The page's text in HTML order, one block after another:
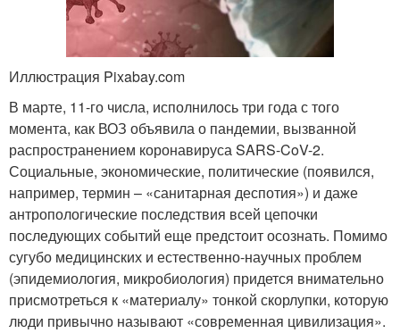
Иллюстрация Pixabay.com
В марте, 11-го числа, исполнилось три года с того
момента, как ВОЗ объявила о пандемии, вызванной
распространением коронавируса SARS-CoV-2.
Социальные, экономические, политические (появился,
например, термин – «санитарная деспотия») и даже
антропологические последствия всей цепочки
последующих событий еще предстоит осознать. Помимо
сугубо медицинских и естественно-научных проблем
(эпидемиология, микробиология) придется внимательно
присмотреться к «материалу» тонкой скорлупки, которую
люди привычно называют «современная цивилизация».